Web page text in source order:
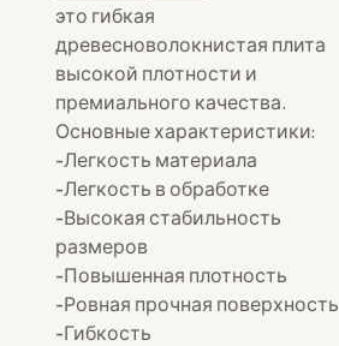
это гибкая
древесноволокнистая плита
высокой плотности и
премиального качества.
Основные характеристики:
-Легкость материала
-Легкость в обработке
-Высокая стабильность
размеров
-Повышенная плотность
-Ровная прочная поверхность
-Гибкость